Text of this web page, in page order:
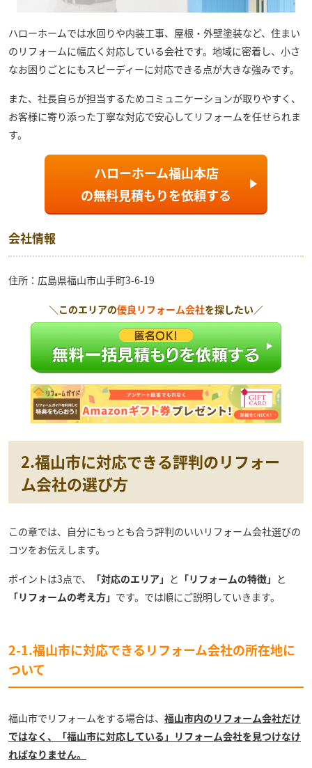
ハローホームでは水回りや内装工事、屋根・外壁塗装など、住まい
のリフォームに幅広く対応している会社です。地域に密着し、小さ
なお困りごとにもスピーディーに対応できる点が大きな強みです。
また、社長自らが担当するためコミュニケーションが取りやすく、
お客様に寄り添った丁寧な対応で安心してリフォームを任せられま
す。
ハローホーム福山本店
の無料見積もりを依頼する
会社情報
住所：広島県福山市山手町3-6-19
＼このエリアの優良リフォーム会社を探したい／
2.福山市に対応できる評判のリフォー
ム会社の選び方
この章では、自分にもっとも合う評判のいいリフォーム会社選びの
コツをお伝えします。
ポイントは3点で、 「対応のエリア」 と 「リフォームの特徴」 と
「リフォームの考え方」 です。では順にご説明していきます。
2-1.福山市に対応できるリフォーム会社の所在地に
ついて
福山市でリフォームをする場合は、 福山市内のリフォーム会社だけ
ではなく、「福山市に対応している」リフォーム会社を見つけなけ
ればなりません。